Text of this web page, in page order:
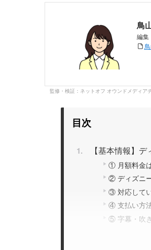
鳥
編集
監修・検証：ネットオフ オウンドメディア
目次
【基本情報】
① 月額料金
② ディズニ
③ 対応して
④ 支払い方
⑤ 字幕・吹